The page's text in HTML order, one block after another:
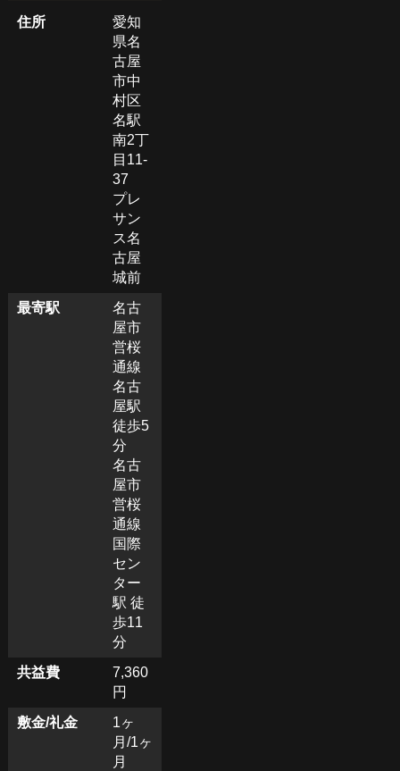
住所
愛知
県名
古屋
市中
村区
名駅
南2丁
目11-
37
プレ
サン
ス名
古屋
城前
最寄駅
名古
屋市
営桜
通線
名古
屋駅
徒歩5
分
名古
屋市
営桜
通線
国際
セン
ター
駅 徒
歩11
分
共益費
7,360
円
敷金/礼金
1ヶ
月/1ヶ
月